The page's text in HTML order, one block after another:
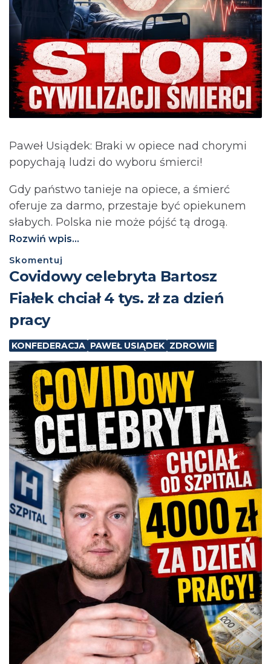
Paweł Usiądek: Braki w opiece nad chorymi
popychają ludzi do wyboru śmierci!
Gdy państwo tanieje na opiece, a śmierć
oferuje za darmo, przestaje być opiekunem
słabych. Polska nie może pójść tą drogą.⁩
Rozwiń wpis...
Skomentuj
Covidowy celebryta Bartosz
Fiałek chciał 4 tys. zł za dzień
pracy
KONFEDERACJA PAWEŁ USIĄDEK ZDROWIE